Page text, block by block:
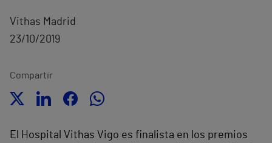
Vithas Madrid
23/10/2019
Compartir
El Hospital Vithas Vigo es finalista en los premios